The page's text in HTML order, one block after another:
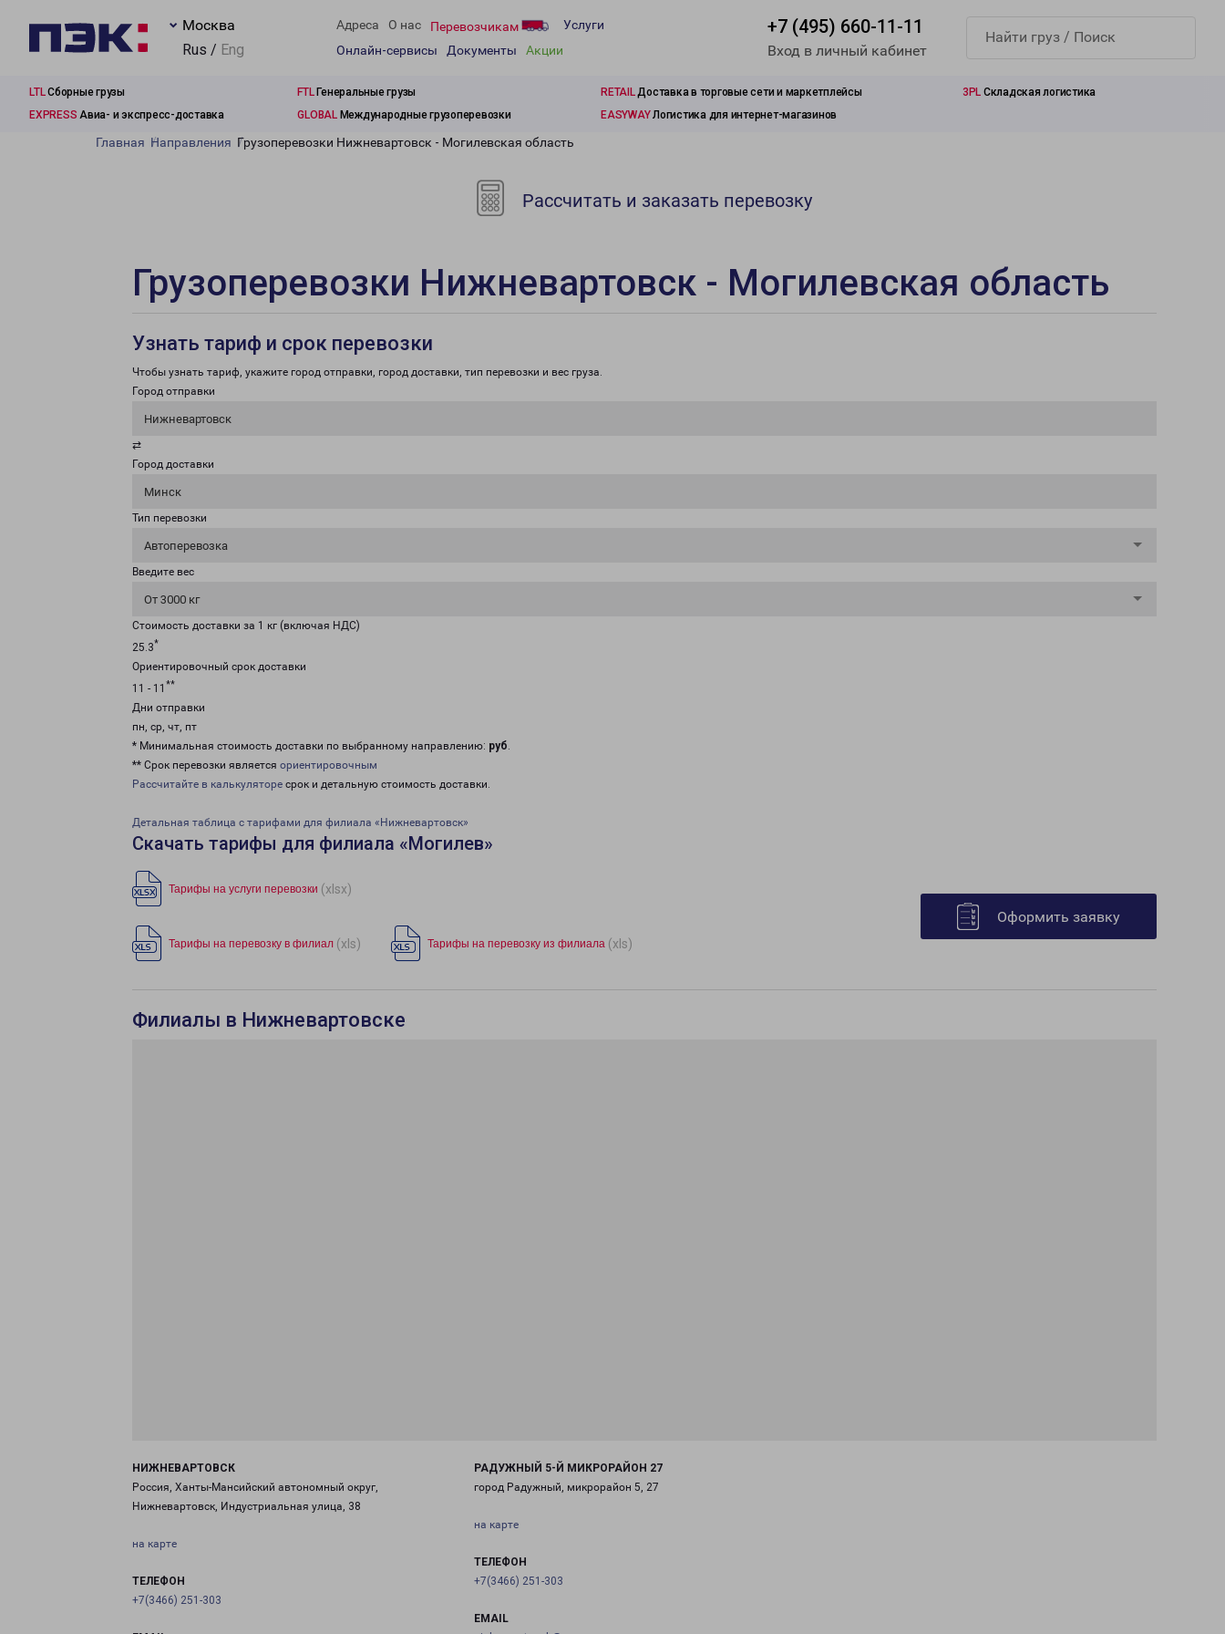
Москва
Rus / Eng
Адреса О нас Перевозчикам
Услуги
Онлайн-сервисы
Документы Акции
+7 (495) 660-11-11
Вход в личный кабинет
LTLСборные грузы FTLГенеральные грузы RETAILДоставка в торговые сети и маркетплейсы 3PL Складская логистика
EXPRESS Авиа- и экспресс-доставка GLOBALМеждународные грузоперевозки EASYWAYЛогистика для интернет-магазинов
Главная Направления Грузоперевозки Нижневартовск - Могилевская область
Рассчитать и заказать перевозку
Грузоперевозки Нижневартовск - Могилевская область
Узнать тариф и срок перевозки
Чтобы узнать тариф, укажите город отправки, город доставки, тип перевозки и вес груза.
Город отправки
Нижневартовск
⇄
Город доставки
Минск
Тип перевозки
Автоперевозка
Введите вес
От 3000 кг
Стоимость доставки за 1 кг (включая НДС)
25.3*
Ориентировочный срок доставки
11 - 11 **
Дни отправки
пн, ср, чт, пт
* Минимальная стоимость доставки по выбранному направлению: руб.
** Срок перевозки является ориентировочным
Рассчитайте в калькуляторе срок и детальную стоимость доставки.
Детальная таблица с тарифами для филиала «Нижневартовск»
Скачать тарифы для филиала «Могилев»
Тарифы на услуги перевозки (xlsx)
Тарифы на перевозку в филиал (xls) Тарифы на перевозку из филиала (xls)
Оформить заявку
Филиалы в Нижневартовске
НИЖНЕВАРТОВСК
Россия, Ханты-Мансийский автономный округ,
Нижневартовск, Индустриальная улица, 38
на карте
ТЕЛЕФОН
+7(3466) 251-303
РАДУЖНЫЙ 5-Й МИКРОРАЙОН 27
город Радужный, микрорайон 5, 27
на карте
ТЕЛЕФОН
+7(3466) 251-303
EMAIL